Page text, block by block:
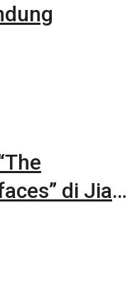
di Jia